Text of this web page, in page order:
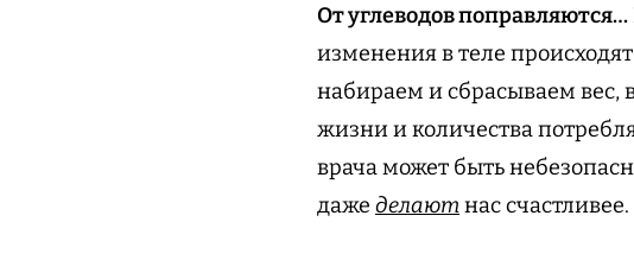
От углеводов поправляются…
изменения в теле
набираем и сбрасываем вес,
жизни и количества
врача может быть
даже делаютнас счастливее.